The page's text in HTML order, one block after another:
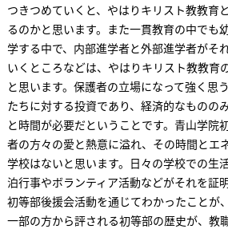
つきつめていくと、やはりキリスト教教育
るのかと思います。また一貫教育の中でも
学する中で、内部進学者と外部進学者がそ
いくところなどは、やはりキリスト教教育
と思います。保護者の立場になって強く思
たちに対する投資であり、経済的なものの
と時間が必要だということです。青山学院
者の方々の愛と熱意に溢れ、その時間とエ
学校はないと思います。日々の学校での生
泊行事やボランティア活動などがそれを証
初等部後援会活動を通じてわかったことが
一部の方から評される初等部の歴史が、教